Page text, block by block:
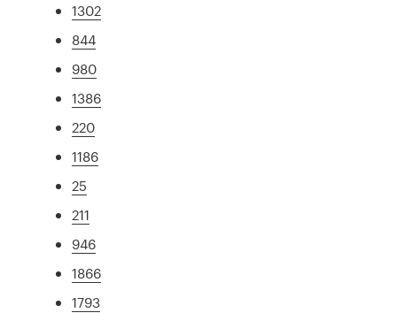
1302
844
980
1386
220
1186
25
211
946
1866
1793